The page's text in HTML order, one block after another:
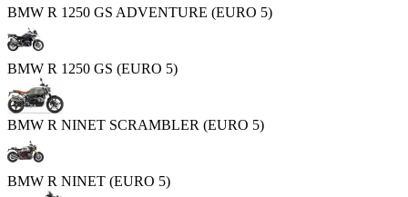
BMW R 1250 GS ADVENTURE (EURO 5)
BMW R 1250 GS (EURO 5)
BMW R NINET SCRAMBLER (EURO 5)
BMW R NINET (EURO 5)